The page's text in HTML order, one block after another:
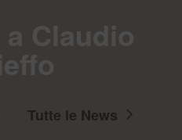
Tutte le News